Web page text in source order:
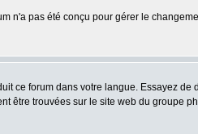
n'a pas été conçu pour gérer le
ce forum dans votre langue. Essayez de
être trouvées sur le site web du groupe